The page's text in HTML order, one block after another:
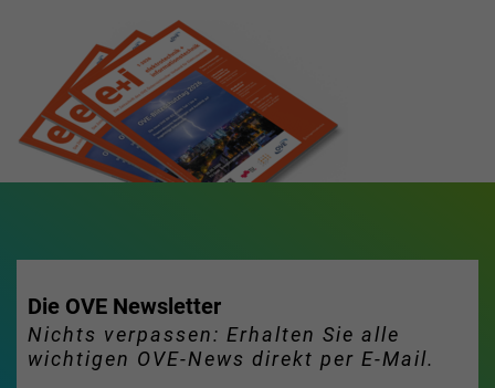
Die OVE Newsletter
Nichts verpassen: Erhalten Sie alle
wichtigen OVE-News direkt per E-Mail.